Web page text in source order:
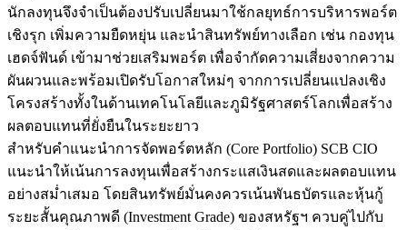
นักลงทุนจึงจำเป็นต้องปรับเปลี่ยนมาใช้กลยุทธ์การบริหารพอร์ต
เชิงรุก เพิ่มความยืดหยุ่น และนำสินทรัพย์ทางเลือก เช่น กองทุน
เฮดจ์ฟันด์ เข้ามาช่วยเสริมพอร์ต เพื่อจำกัดความเสี่ยงจากความ
ผันผวนและพร้อมเปิดรับโอกาสใหม่ๆ จากการเปลี่ยนแปลงเชิง
โครงสร้างทั้งในด้านเทคโนโลยีและภูมิรัฐศาสตร์โลกเพื่อสร้าง
ผลตอบแทนที่ยั่งยืนในระยะยาว
สำหรับคำแนะนำการจัดพอร์ตหลัก (Core Portfolio) SCB CIO
แนะนำให้เน้นการลงทุนเพื่อสร้างกระแสเงินสดและผลตอบแทน
อย่างสม่ำเสมอ โดยสินทรัพย์มั่นคงควรเน้นพันธบัตรและหุ้นกู้
ระยะสั้นคุณภาพดี (Investment Grade) ของสหรัฐฯ ควบคู่ไปกับ